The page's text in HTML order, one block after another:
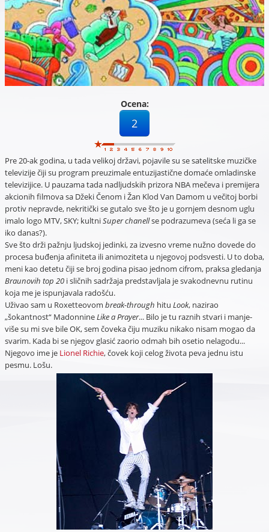
Ocena:
2
Pre 20-ak godina, u tada velikoj državi, pojavile su se satelitske muzičke
televizije čiji su program preuzimale entuzijastične domaće omladinske
televizijice. U pauzama tada nadljudskih prizora NBA mečeva i premijera
akcionih filmova sa Džeki Čenom i Žan Klod Van Damom u večitoj borbi
protiv nepravde, nekritički se gutalo sve što je u gornjem desnom uglu
imalo logo MTV, SKY; kultniSuper chanellse podrazumeva (seća li ga se
iko danas?).
Sve što drži pažnju ljudskoj jedinki, za izvesno vreme nužno dovede do
procesa buđenja afiniteta ili animoziteta u njegovoj podsvesti. U to doba,
meni kao detetu čiji se broj godina pisao jednom cifrom, praksa gledanja
Braunovih top 20i sličnih sadržaja predstavljala je svakodnevnu rutinu
koja me je ispunjavala radošću.
Uživao sam u Roxetteovom break-through hitu Look, nazirao
„šokantnost“ MadonnineLike a Prayer... Bilo je tu raznih stvari i manje-
više su mi sve bile OK, sem čoveka čiju muziku nikako nisam mogao da
svarim. Kada bi se njegov glasić zaorio odmah bih osetio nelagodu...
Njegovo ime je Lionel Richie, čovek koji celog života peva jednu istu
pesmu. Lošu.